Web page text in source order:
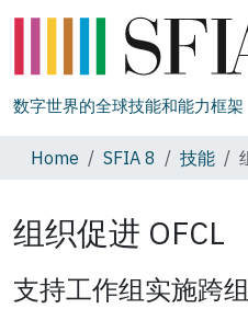
数字世界的全球技能和能力框架
Home SFIA 8 技能
组织促进 OFCL
支持工作组实施跨